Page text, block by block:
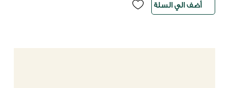
أضف الي السلة